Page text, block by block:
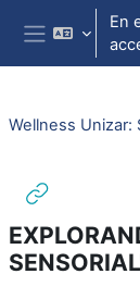
Salta al contenido
Panel lateral
En